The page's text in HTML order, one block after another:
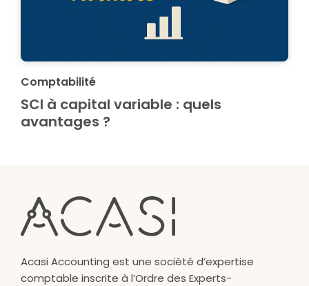
Comptabilité
SCI à capital variable : quels
avantages ?
Acasi Accounting est une société d’expertise
comptable inscrite à l’Ordre des Experts-